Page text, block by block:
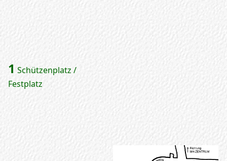
1 Schützenplatz /
Festplatz